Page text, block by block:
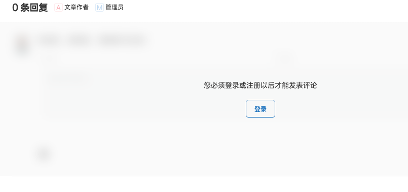
0 条回复 A 文章作者 M 管理员
您必须登录或注册以后才能发表评论
登录